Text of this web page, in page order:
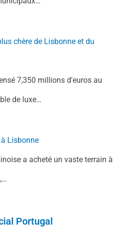
chère de Lisbonne et du
7,350 millions d'euros au
de luxe…
Lisbonne
a acheté un vaste terrain à
Portugal